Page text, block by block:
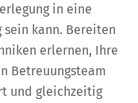
in eine
sein kann. Bereiten
erlernen, Ihre
Betreuungsteam
und gleichzeitig